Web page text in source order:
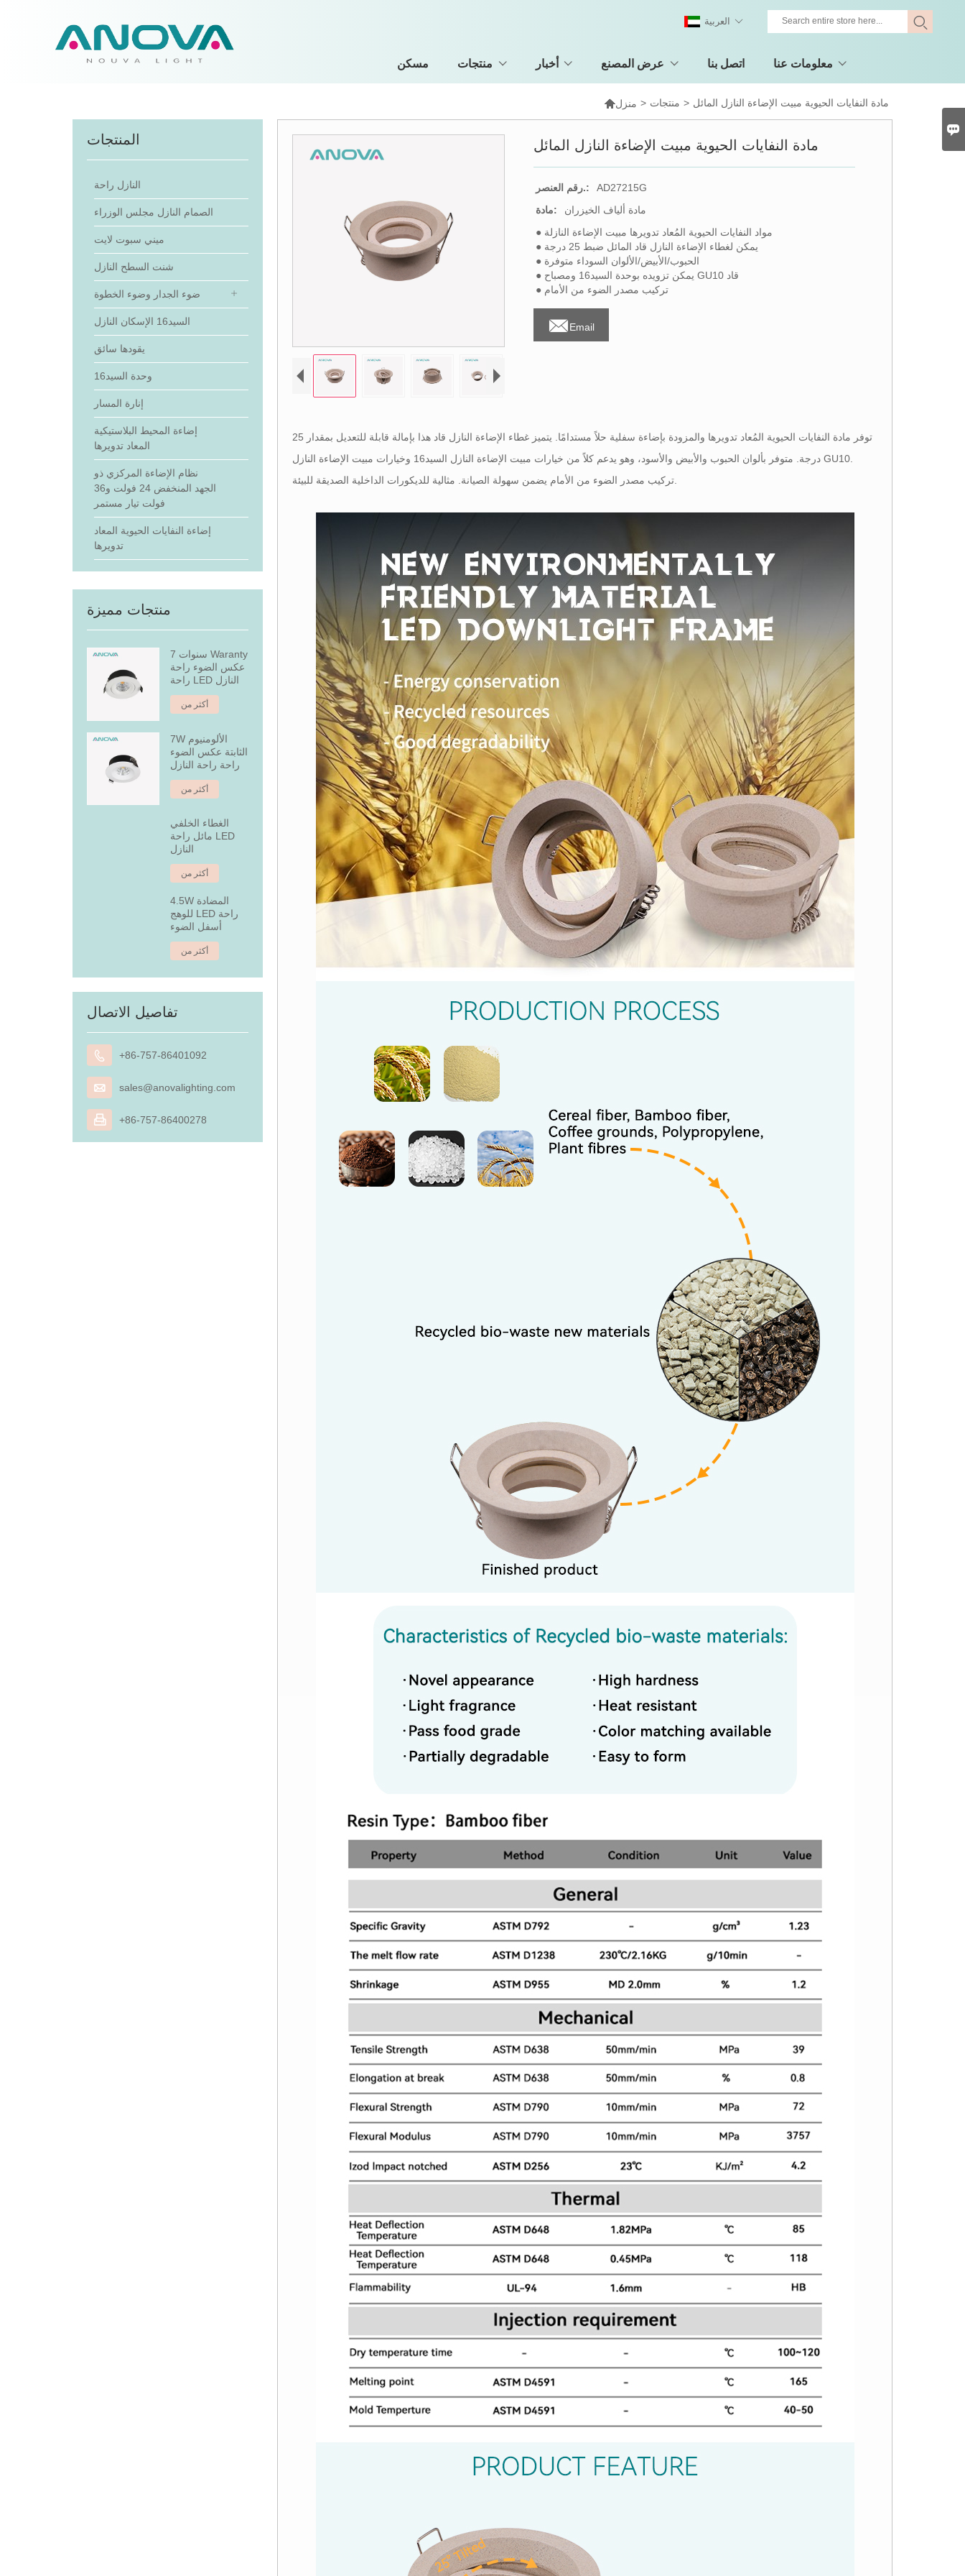
مسكن منتجات أخبار عرض المصنع اتصل بنا معلومات عنا
العربية
منزل > منتجات > مادة النفايات الحيوية مبيت الإضاءة النازل المائل
المنتجات
النازل راحة
الصمام النازل مجلس الوزراء
ميني سبوت لايت
شنت السطح النازل
ضوء الجدار وضوء الخطوة
السيد16 الإسكان النازل
يقودها سائق
وحدة السيد16
إنارة المسار
إضاءة المحيط البلاستيكية
المعاد تدويرها
نظام الإضاءة المركزي ذو
الجهد المنخفض 24 فولت و36
فولت تيار مستمر
إضاءة النفايات الحيوية المعاد
تدويرها
منتجات مميزة
7 سنوات Waranty
عكس الضوء راحة
راحة LED النازل
أكثر من
7W الألومنيوم
الثابتة عكس الضوء
راحة راحة النازل
أكثر من
الغطاء الخلفي
مائل راحة LED
النازل
أكثر من
4.5W المضادة
للوهج LED راحة
أسفل الضوء
أكثر من
تفاصيل الاتصال
 +86-757-86401092
 sales@anovalighting.com
 +86-757-86400278
مادة النفايات الحيوية مبيت الإضاءة النازل المائل
رقم العنصر.:
AD27215G
مادة:
مادة ألياف الخيزران
● مواد النفايات الحيوية المُعاد تدويرها مبيت الإضاءة النازلة
● يمكن لغطاء الإضاءة النازل قاد المائل ضبط 25 درجة
● الحبوب/الأبيض/الألوان السوداء متوفرة
● يمكن تزويده بوحدة السيد16 ومصباح GU10 قاد
● تركيب مصدر الضوء من الأمام
Email
توفر مادة النفايات الحيوية المُعاد تدويرها والمزودة بإضاءة سفلية حلاً مستدامًا. يتميز غطاء الإضاءة النازل قاد هذا بإمالة قابلة للتعديل بمقدار 25
درجة. متوفر بألوان الحبوب والأبيض والأسود، وهو يدعم كلاً من خيارات مبيت الإضاءة النازل السيد16 وخيارات مبيت الإضاءة النازل GU10.
